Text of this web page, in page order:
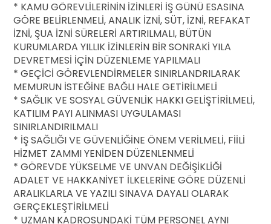
* KAMU GÖREVLİLERİNİN İZİNLERİ İŞ GÜNÜ ESASINA
GÖRE BELİRLENMELİ, ANALIK İZNİ, SÜT, İZNİ, REFAKAT
İZNİ, ŞUA İZNİ SÜRELERİ ARTIRILMALI, BÜTÜN
KURUMLARDA YILLIK İZİNLERİN BİR SONRAKİ YILA
DEVRETMESİ İÇİN DÜZENLEME YAPILMALI
* GEÇİCİ GÖREVLENDİRMELER SINIRLANDRILARAK
MEMURUN İSTEĞİNE BAĞLI HALE GETİRİLMELİ
* SAĞLIK VE SOSYAL GÜVENLİK HAKKI GELİŞTİRİLMELİ,
KATILIM PAYI ALINMASI UYGULAMASI
SINIRLANDIRILMALI
* İŞ SAĞLIĞI VE GÜVENLİĞİNE ÖNEM VERİLMELİ, FİİLİ
HİZMET ZAMMI YENİDEN DÜZENLENMELİ
* GÖREVDE YÜKSELME VE UNVAN DEĞİŞİKLİĞİ
ADALET VE HAKKANİYET İLKELERİNE GÖRE DÜZENLİ
ARALIKLARLA VE YAZILI SINAVA DAYALI OLARAK
GERÇEKLEŞTİRİLMELİ
* UZMAN KADROSUNDAKİ TÜM PERSONEL AYNI